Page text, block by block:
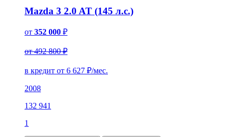
Mazda 3 2.0 AT (145 л.с.)
от 352 000 ₽
от 492 800 ₽
в кредит от 6 627 ₽/мес.
2008
132 941
1